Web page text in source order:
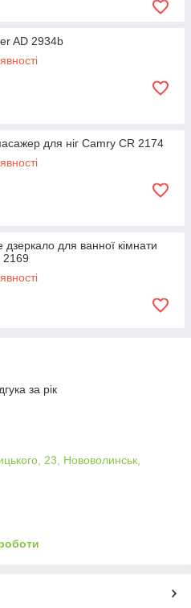
AD 2934b
для ніг Camry CR 2174
дзеркало для ванної кімнати
2169
за рік
23, Нововолинськ,